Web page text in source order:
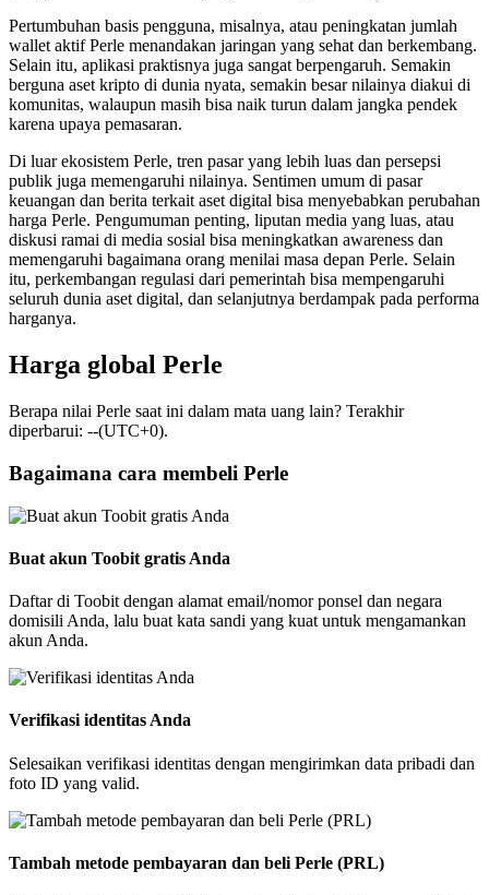
Pertumbuhan basis pengguna, misalnya, atau peningkatan jumlah
wallet aktif Perle menandakan jaringan yang sehat dan berkembang.
Selain itu, aplikasi praktisnya juga sangat berpengaruh. Semakin
berguna aset kripto di dunia nyata, semakin besar nilainya diakui di
komunitas, walaupun masih bisa naik turun dalam jangka pendek
karena upaya pemasaran.
Di luar ekosistem Perle, tren pasar yang lebih luas dan persepsi
publik juga memengaruhi nilainya. Sentimen umum di pasar
keuangan dan berita terkait aset digital bisa menyebabkan perubahan
harga Perle. Pengumuman penting, liputan media yang luas, atau
diskusi ramai di media sosial bisa meningkatkan awareness dan
memengaruhi bagaimana orang menilai masa depan Perle. Selain
itu, perkembangan regulasi dari pemerintah bisa mempengaruhi
seluruh dunia aset digital, dan selanjutnya berdampak pada performa
harganya.
Harga global Perle
Berapa nilai Perle saat ini dalam mata uang lain? Terakhir
diperbarui: --(UTC+0).
Bagaimana cara membeli Perle
Buat akun Toobit gratis Anda
Daftar di Toobit dengan alamat email/nomor ponsel dan negara
domisili Anda, lalu buat kata sandi yang kuat untuk mengamankan
akun Anda.
Verifikasi identitas Anda
Selesaikan verifikasi identitas dengan mengirimkan data pribadi dan
foto ID yang valid.
Tambah metode pembayaran dan beli Perle (PRL)